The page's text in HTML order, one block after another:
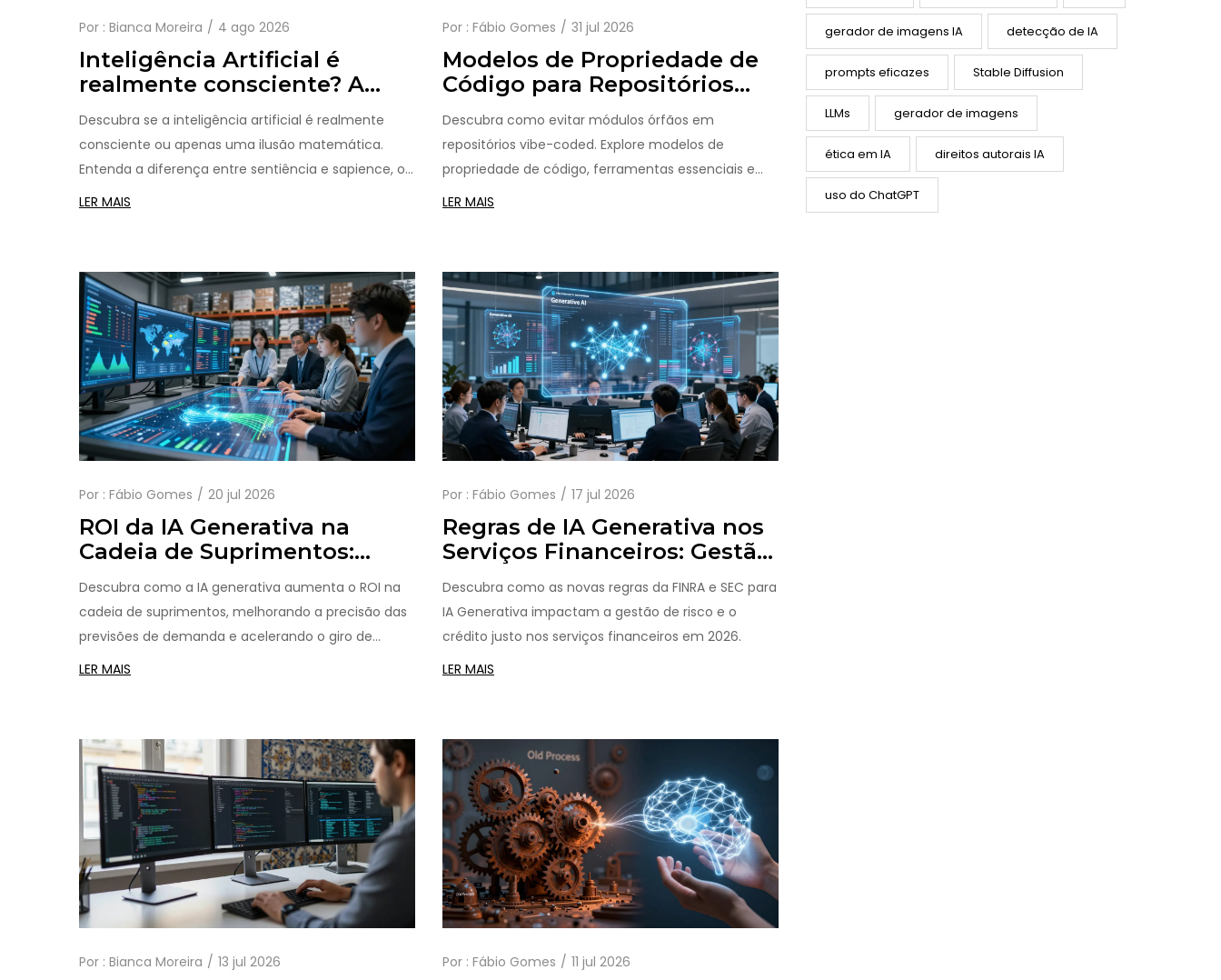
gerador de imagens IA detecção de IA
prompts eficazes Stable Diffusion
LLMs gerador de imagens
ética em IA direitos autorais IA
uso do ChatGPT
Por : Bianca Moreira 4 ago 2026
Inteligência Artificial é
realmente consciente? A
verdade por trás da ilusão
Descubra se a inteligência artificial é realmente
consciente ou apenas uma ilusão matemática.
Entenda a diferença entre sentiência e sapience, os
riscos da antropomorfização e como usar a IA com
LER MAIS
Por : Fábio Gomes 31 jul 2026
Modelos de Propriedade de
Código para Repositórios
Vibe-Coded: Evitando
Módulos Órfãos
Descubra como evitar módulos órfãos em
repositórios vibe-coded. Explore modelos de
propriedade de código, ferramentas essenciais e
estratégias de governança para garantir
LER MAIS
Por : Fábio Gomes 20 jul 2026
ROI da IA Generativa na
Cadeia de Suprimentos:
Precisão e Giro de Estoque
Descubra como a IA generativa aumenta o ROI na
cadeia de suprimentos, melhorando a precisão das
previsões de demanda e acelerando o giro de
estoque com exemplos reais e dicas práticas.
LER MAIS
Por : Fábio Gomes 17 jul 2026
Regras de IA Generativa nos
Serviços Financeiros: Gestão
de Risco e Crédito Justo
Descubra como as novas regras da FINRA e SEC para
IA Generativa impactam a gestão de risco e o
crédito justo nos serviços financeiros em 2026.
LER MAIS
Por : Bianca Moreira 13 jul 2026 Por : Fábio Gomes 11 jul 2026